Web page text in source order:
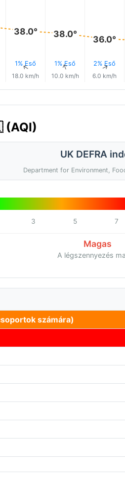
38.0°
1% Eső
↑
18.0 km/h
38.0°
1% Eső
↑
10.0 km/h
36.0°
2% Eső
↑
6.0 km/h
(AQI)
UK DEFRA
Department for Environment,
3 5 7
Magas
A légszennyezés
számára)